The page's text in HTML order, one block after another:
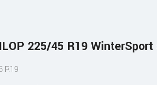
225/45 R19 WinterSport
R19